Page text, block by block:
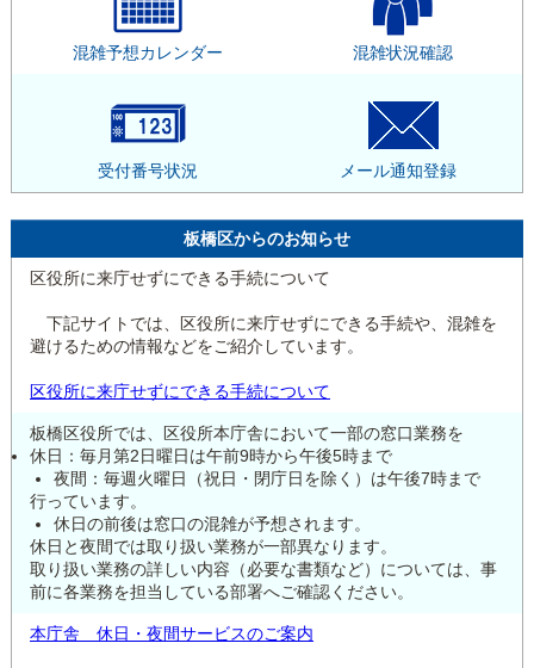
区役所フロアマップ
混雑予想カレンダー 混雑状況確認
受付番号状況 メール通知登録
板橋区からのお知らせ
区役所に来庁せずにできる手続について
下記サイトでは、区役所に来庁せずにできる手続や、混雑を
避けるための情報などをご紹介しています。
区役所に来庁せずにできる手続について
板橋区役所では、区役所本庁舎において一部の窓口業務を
休日：毎月第2日曜日は午前9時から午後5時まで
夜間：毎週火曜日（祝日・閉庁日を除く）は午後7時まで
行っています。
休日の前後は窓口の混雑が予想されます。
休日と夜間では取り扱い業務が一部異なります。
取り扱い業務の詳しい内容（必要な書類など）については、事
前に各業務を担当している部署へご確認ください。
本庁舎 休日・夜間サービスのご案内